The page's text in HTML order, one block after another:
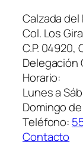
Calzada del
Col. Los
C.P. 04920,
Delegación
Horario:
Lunes a
Domingo
Teléfono:
Contacto